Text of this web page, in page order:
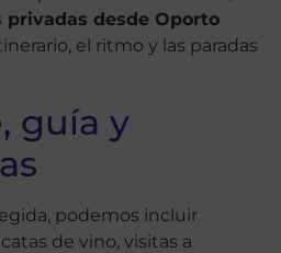
privadas desde Oporto
el ritmo y las paradas
guía y
podemos incluir
de vino, visitas a